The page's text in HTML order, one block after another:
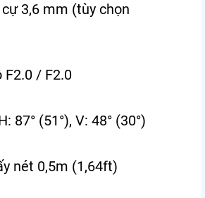
3,6 mm (tùy chọn
F2.0 / F2.0
87° (51°), V: 48° (30°)
nét 0,5m (1,64ft)